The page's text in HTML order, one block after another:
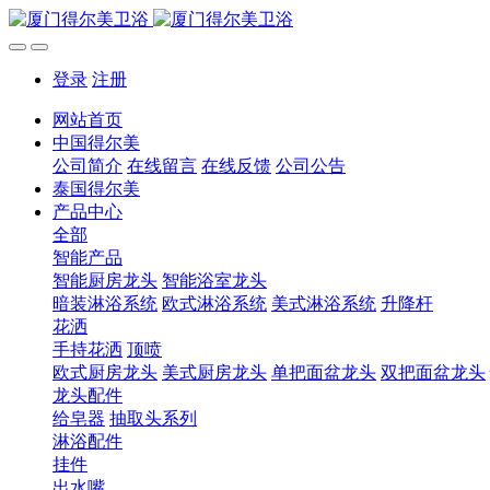
登录 注册
网站首页
中国得尔美
公司简介 在线留言 在线反馈 公司公告
泰国得尔美
产品中心
全部
智能产品
智能厨房龙头 智能浴室龙头
暗装淋浴系统 欧式淋浴系统 美式淋浴系统 升降杆
花洒
手持花洒 顶喷
欧式厨房龙头 美式厨房龙头 单把面盆龙头 双把面盆龙头
龙头配件
给皂器 抽取头系列
淋浴配件
挂件